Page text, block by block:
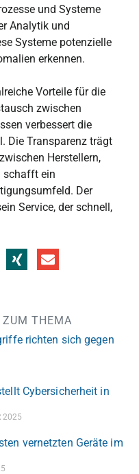
und Systeme
Analytik und
Systeme potenzielle
erkennen.
Vorteile für die
zwischen
verbessert die
Die Transparenz trägt
Herstellern,
schafft ein
Der
Service, der schnell,
ZUM THEMA
richten sich gegen
Cybersicherheit in
2025
vernetzten Geräte im